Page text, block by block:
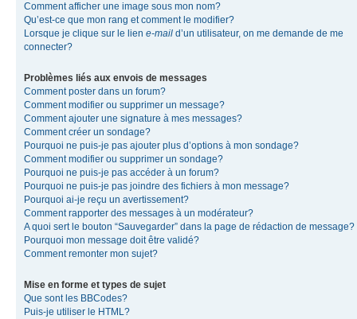
Comment afficher une image sous mon nom?
Qu’est-ce que mon rang et comment le modifier?
Lorsque je clique sur le lien e-mail d’un utilisateur, on me demande de me
connecter?
Problèmes liés aux envois de messages
Comment poster dans un forum?
Comment modifier ou supprimer un message?
Comment ajouter une signature à mes messages?
Comment créer un sondage?
Pourquoi ne puis-je pas ajouter plus d’options à mon sondage?
Comment modifier ou supprimer un sondage?
Pourquoi ne puis-je pas accéder à un forum?
Pourquoi ne puis-je pas joindre des fichiers à mon message?
Pourquoi ai-je reçu un avertissement?
Comment rapporter des messages à un modérateur?
A quoi sert le bouton “Sauvegarder” dans la page de rédaction de message?
Pourquoi mon message doit être validé?
Comment remonter mon sujet?
Mise en forme et types de sujet
Que sont les BBCodes?
Puis-je utiliser le HTML?